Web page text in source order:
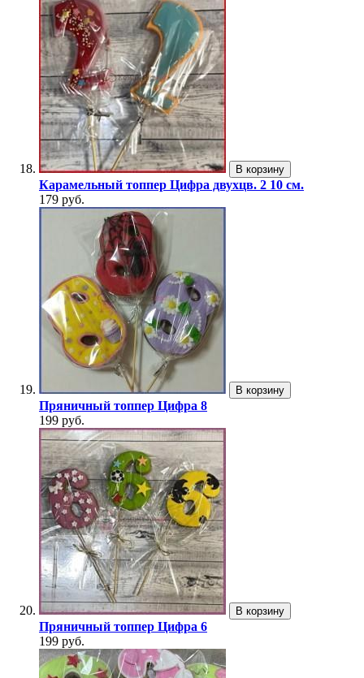
В корзину
Карамельный топпер Цифра двухцв. 2 10 см.
179 руб.
В корзину
Пряничный топпер Цифра 8
199 руб.
В корзину
Пряничный топпер Цифра 6
199 руб.